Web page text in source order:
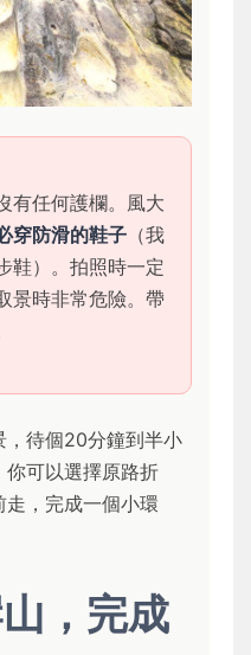
有任何護欄。風大
穿防滑的鞋子 （我
鞋）。拍照時一定
景時非常危險。帶
，待個20分鐘到半小
你可以選擇原路折
，完成一個小環
，完成